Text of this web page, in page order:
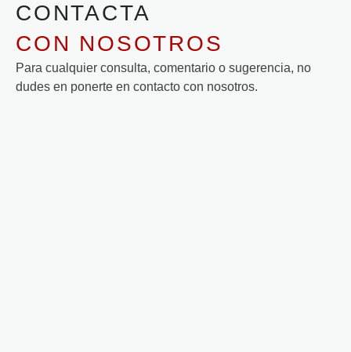
CONTACTA
CON NOSOTROS
Para cualquier consulta, comentario o sugerencia, no
dudes en ponerte en contacto con nosotros.